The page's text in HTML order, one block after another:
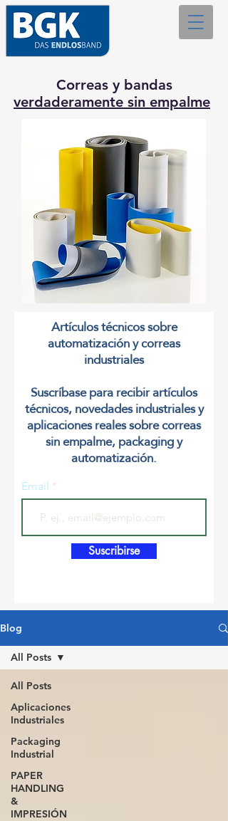
Correas y bandas
verdaderamente sin empalme
Artículos técnicos sobre
automatización y correas
industriales
Suscríbase para recibir artículos
técnicos, novedades industriales y
aplicaciones reales sobre correas
sin empalme, packaging y
automatización.
Email
Suscribirse
Blog
All Posts
Aplicaciones
Industriales
Packaging
Industrial
PAPER
HANDLING
&
IMPRESIÓN
All Posts